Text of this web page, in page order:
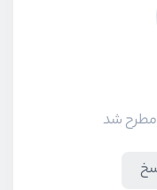
مطرح شد